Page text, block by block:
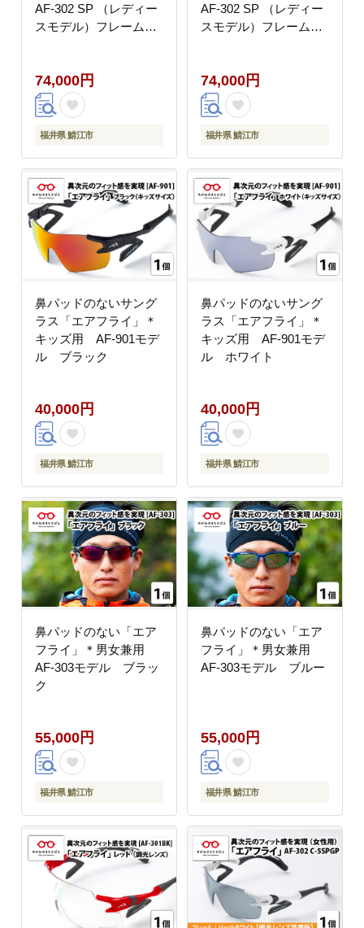
AF-302 SP （レディー
スモデル）フレーム／
着版
74,000円
福井県 鯖江市
AF-302 SP （レディー
スモデル）フレーム／
偏光レンズ装着版
74,000円
福井県 鯖江市
鼻パッドのないサング
ラス「エアフライ」＊
キッズ用 AF-901モデ
ル ブラック
40,000円
福井県 鯖江市
鼻パッドのないサング
ラス「エアフライ」＊
キッズ用 AF-901モデ
ル ホワイト
40,000円
福井県 鯖江市
鼻パッドのない「エア
フライ」＊男女兼用
AF-303モデル ブラッ
ク
55,000円
福井県 鯖江市
鼻パッドのない「エア
フライ」＊男女兼用
AF-303モデル ブルー
55,000円
福井県 鯖江市